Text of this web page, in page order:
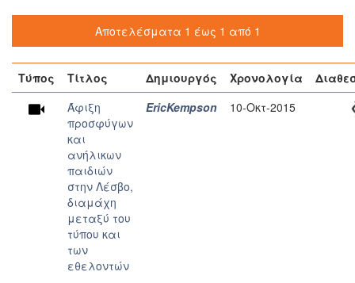
Αποτελέσματα 1 έως 1 από 1
Τύπος Τίτλος Δημιουργός Χρονολογία
Άφιξη
προσφύγων
και
ανήλικων
παιδιών
στην Λέσβο,
διαμάχη
μεταξύ του
τύπου και
των
εθελοντών
EricKempson 10-Οκτ-2015